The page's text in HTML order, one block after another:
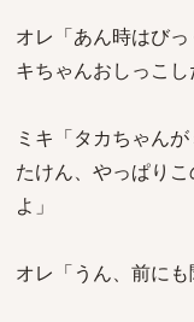
オレ「あん時はび
キちゃんおしっこし
ミキ「タカちゃん
たけん、やっぱり
よ」
オレ「うん、前にも